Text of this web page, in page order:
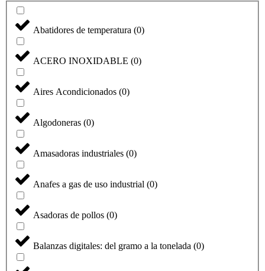
Abatidores de temperatura (0)
ACERO INOXIDABLE (0)
Aires Acondicionados (0)
Algodoneras (0)
Amasadoras industriales (0)
Anafes a gas de uso industrial (0)
Asadoras de pollos (0)
Balanzas digitales: del gramo a la tonelada (0)